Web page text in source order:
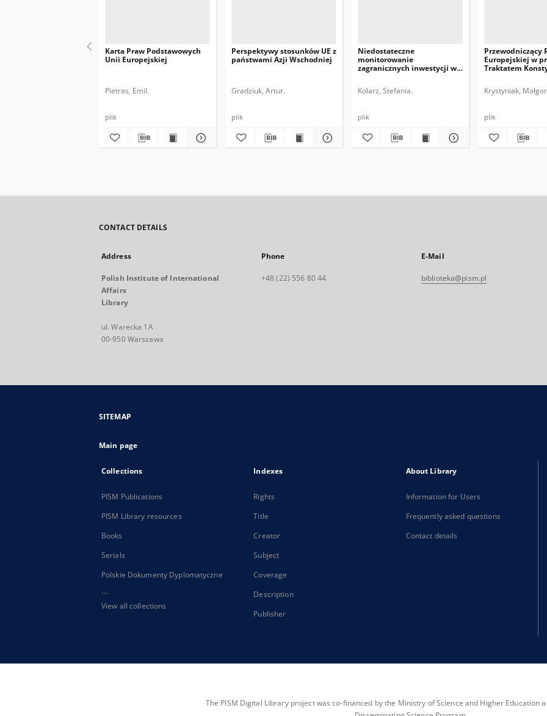
Karta Praw Podstawowych
Unii Europejskiej
Pietras, Emil.
plik
Perspektywy stosunków UE z
państwami Azji Wschodniej
Gradziuk, Artur.
plik
Niedostateczne
monitorowanie
zagranicznych inwestycji w
Kolarz, Stefania.
plik
Przewodniczący
Europejskiej w
Traktatem
Krystyniak,
plik
CONTACT DETAILS
Address
Polish Institute of International
Affairs
Library
ul. Warecka 1A
00-950 Warszawa
Phone
+48 (22) 556 80 44
E-Mail
biblioteka@pism.pl
SITEMAP
Main page
Collections
PISM Publications
PISM Library resources
Books
Serials
Polskie Dokumenty Dyplomatyczne
...
View all collections
Indexes
Rights
Title
Creator
Subject
Coverage
Description
Publisher
About Library
Information for Users
Frequently asked questions
Contact details
The PISM Digital Library project was co-financed by the Ministry of Science and Higher Education